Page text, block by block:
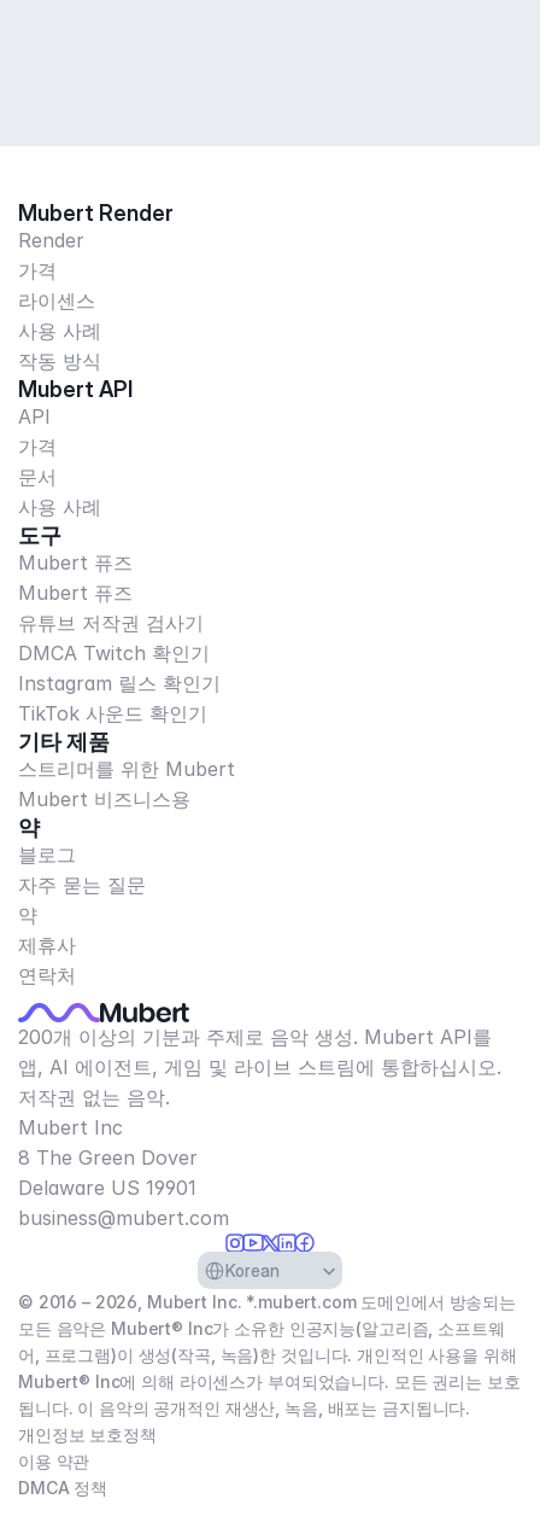
Mubert Render
Render
가격
라이센스
사용 사례
작동 방식
Mubert API
API
가격
문서
사용 사례
도구
Mubert 퓨즈
Mubert 퓨즈
유튜브 저작권 검사기
DMCA Twitch 확인기
Instagram 릴스 확인기
TikTok 사운드 확인기
기타 제품
스트리머를 위한 Mubert
Mubert 비즈니스용
약
블로그
자주 묻는 질문
약
제휴사
연락처
200개 이상의 기분과 주제로 음악 생성. Mubert API를
앱, AI 에이전트, 게임 및 라이브 스트림에 통합하십시오.
저작권 없는 음악.
Mubert Inc
8 The Green Dover
Delaware US 19901​
business@mubert.com
Select Language
Korean
© 2016 – 2026, Mubert Inc. *.mubert.com 도메인에서 방송되는
모든 음악은 Mubert® Inc가 소유한 인공지능(알고리즘, 소프트웨
어, 프로그램)이 생성(작곡, 녹음)한 것입니다. 개인적인 사용을 위해
Mubert® Inc에 의해 라이센스가 부여되었습니다. 모든 권리는 보호
됩니다. 이 음악의 공개적인 재생산, 녹음, 배포는 금지됩니다.
개인정보 보호정책
이용 약관
DMCA 정책